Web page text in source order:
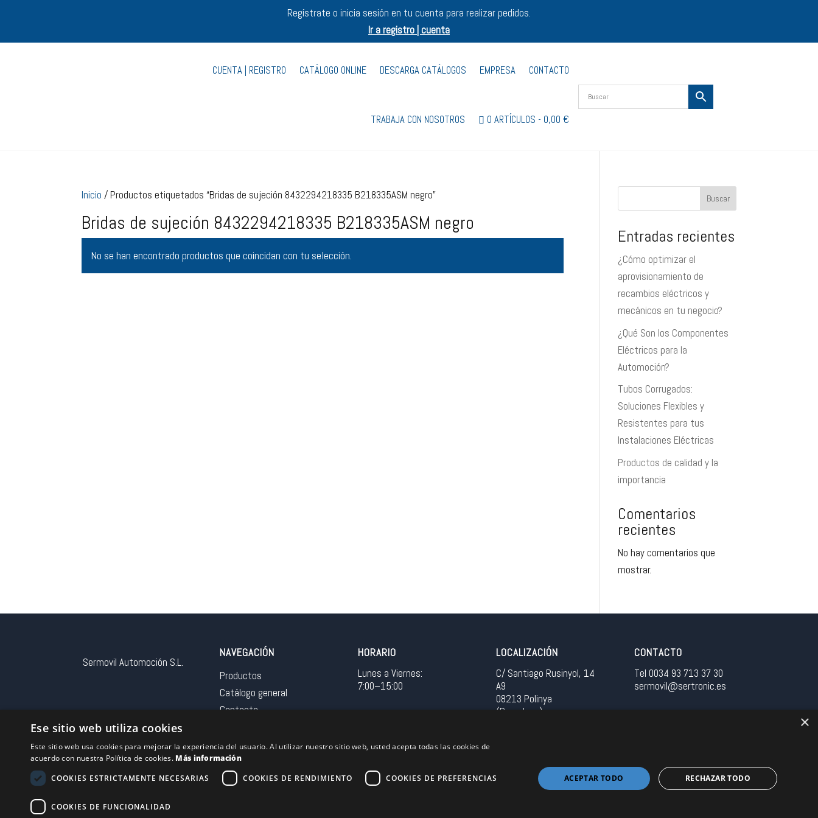
Regístrate o inicia sesión en tu cuenta para realizar pedidos.
Ir a registro | cuenta
CUENTA | REGISTRO CATÁLOGO ONLINE DESCARGA CATÁLOGOS EMPRESA CONTACTO
TRABAJA CON NOSOTROS 0 ARTÍCULOS 0,00 €
Inicio / Productos etiquetados “Bridas de sujeción 8432294218335 B218335ASM negro”
Bridas de sujeción 8432294218335 B218335ASM negro
No se han encontrado productos que coincidan con tu selección.
Buscar
Entradas recientes
¿Cómo optimizar el
aprovisionamiento de
recambios eléctricos y
mecánicos en tu negocio?
¿Qué Son los Componentes
Eléctricos para la
Automoción?
Tubos Corrugados:
Soluciones Flexibles y
Resistentes para tus
Instalaciones Eléctricas
Productos de calidad y la
importancia
Comentarios
recientes
No hay comentarios que
mostrar.
Sermovil Automoción S.L.
NAVEGACIÓN
Productos
Catálogo general
Contacto
HORARIO
Lunes a Viernes:
7:00–15:00
LOCALIZACIÓN
C/ Santiago Rusinyol, 14
A9
08213 Polinya
(Barcelona)
CONTACTO
Tel 0034 93 713 37 30
sermovil@sertronic.es
×
Ese sitio web utiliza cookies
Este sitio web usa cookies para mejorar la experiencia del usuario. Al utilizar nuestro sitio web, usted acepta todas las cookies de
acuerdo con nuestra Política de cookies. Más información
COOKIES ESTRICTAMENTE NECESARIAS
COOKIES DE RENDIMIENTO COOKIES DE PREFERENCIAS
COOKIES DE FUNCIONALIDAD
ACEPTAR TODO RECHAZAR TODO